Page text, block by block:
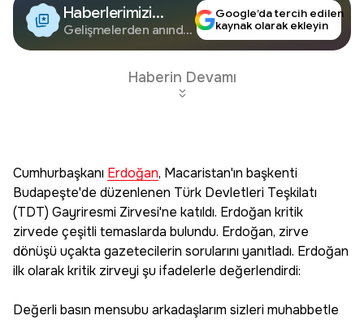
Haberlerimizi
Google'da Takip
Edin
Gelişmelerden anında
Google’da tercih edilen
kaynak olarak ekleyin
Haberin Devamı
Cumhurbaşkanı Erdoğan, Macaristan'ın başkenti
Budapeşte'de düzenlenen Türk Devletleri Teşkilatı
(TDT) Gayriresmi Zirvesi'ne katıldı. Erdoğan kritik
zirvede çeşitli temaslarda bulundu. Erdoğan, zirve
dönüşü uçakta gazetecilerin sorularını yanıtladı. Erdoğan
ilk olarak kritik zirveyi şu ifadelerle değerlendirdi:
Değerli basın mensubu arkadaşlarım sizleri muhabbetle